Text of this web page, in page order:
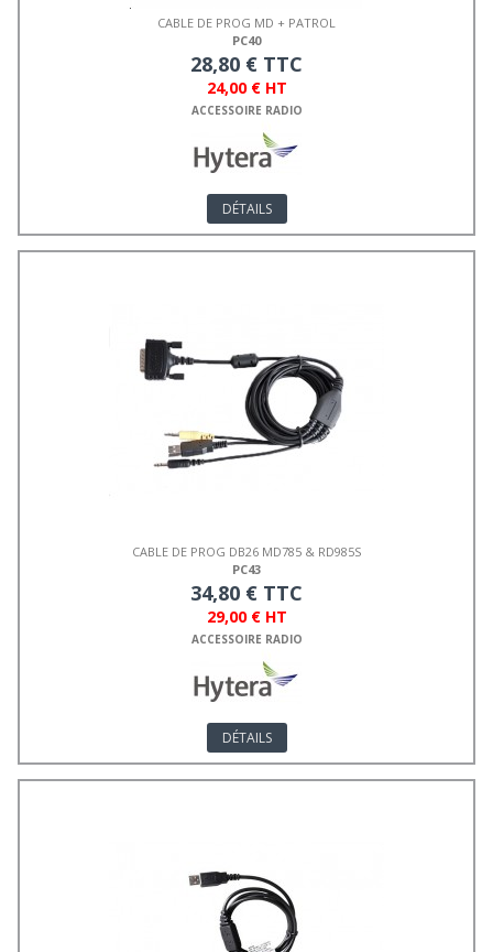
CABLE DE PROG MD + PATROL
PC40
28,80 € TTC
24,00 € HT
ACCESSOIRE RADIO
DÉTAILS
CABLE DE PROG DB26 MD785 & RD985S
PC43
34,80 € TTC
29,00 € HT
ACCESSOIRE RADIO
DÉTAILS